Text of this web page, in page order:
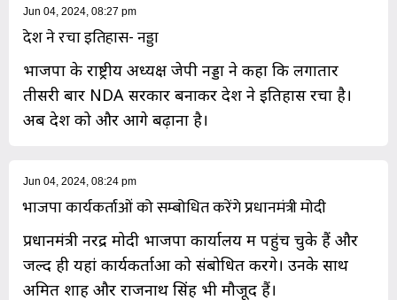
Jun 04, 2024, 08:27 pm
देश ने रचा इतिहास- नड्डा
भाजपा के राष्ट्रीय अध्यक्ष जेपी नड्डा ने कहा कि लगातार
तीसरी बार NDA सरकार बनाकर देश ने इतिहास रचा है।
अब देश को और आगे बढ़ाना है।
Jun 04, 2024, 08:24 pm
भाजपा कार्यकर्ताओं को सम्बोधित करेंगे प्रधानमंत्री मोदी
प्रधानमंत्री नरेंद्र मोदी भाजपा कार्यालय में पहुंच चुके हैं और
जल्द ही यहां कार्यकर्ताओं को संबोधित करेंगे। उनके साथ
अमित शाह और राजनाथ सिंह भी मौजूद हैं।